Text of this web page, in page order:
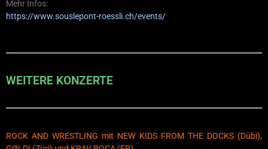
Mehr Infos:
https://www.souslepont-roessli.ch/events/
WEITERE KONZERTE
ROCK AND WRESTLING mit NEW KIDS FROM THE DOCKS (Dübi),